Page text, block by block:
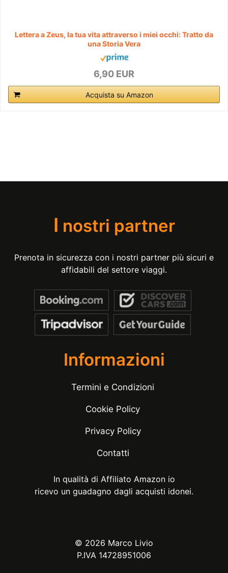
Lettera a Zeus, la tua vita attraverso i miei occhi: Tratto da
una Storia Vera
6,90 EUR
Acquista su Amazon
I nostri partner
Prenota in sicurezza con i nostri partner più sicuri e
affidabili del settore viaggi.
Informazioni
Termini e Condizioni
Cookie Policy
Privacy Policy
Contatti
In qualità di Affiliato Amazon io
ricevo un guadagno dagli acquisti idonei.
© 2026 Marco Livio
P.IVA 14728951006